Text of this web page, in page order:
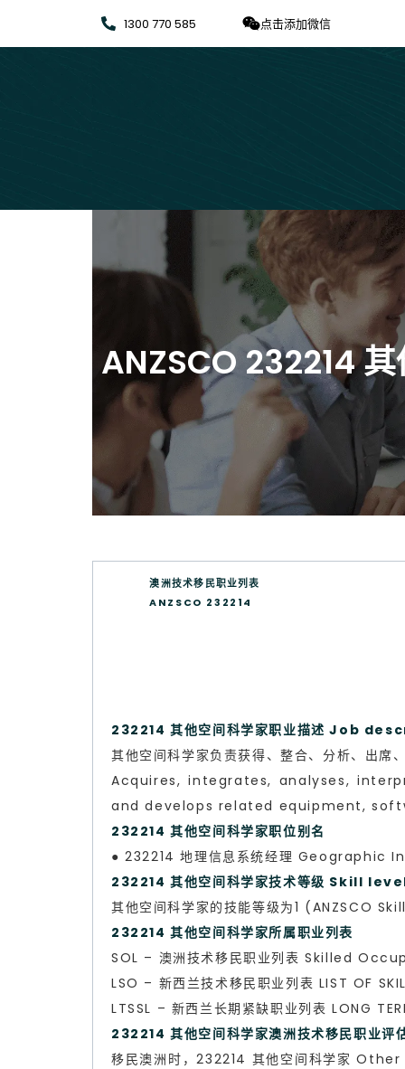
1300 770 585 点击添加微信
ANZSCO 232214
澳洲技术移民职业列表
ANZSCO 232214
232214 其他空间科学家职业描述 Job
其他空间科学家负责获得、整合、分析、出席
Acquires, integrates, analyses,
and develops related equipment,
232214 其他空间科学家职位别名
● 232214 地理信息系统经理
232214 其他空间科学家技术等级 Skill
其他空间科学家的技能等级为1 (ANZSCO
232214 其他空间科学家所属职业列表
SOL – 澳洲技术移民职业列表 Skilled
LSO – 新西兰技术移民职业列表 LIST OF
LTSSL – 新西兰长期紧缺职业列表 LONG
232214 其他空间科学家澳洲技术移民
移民澳洲时，232214 其他空间科学家